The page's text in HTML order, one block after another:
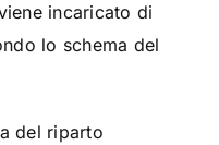
incaricato di
lo schema del
del riparto